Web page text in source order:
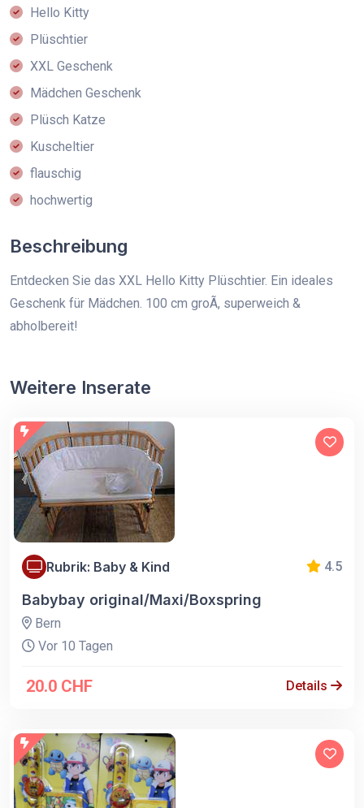
Hello Kitty
Plüschtier
XXL Geschenk
Mädchen Geschenk
Plüsch Katze
Kuscheltier
flauschig
hochwertig
Beschreibung
Entdecken Sie das XXL Hello Kitty Plüschtier. Ein ideales
Geschenk für Mädchen. 100 cm groÃ, superweich &
abholbereit!
Weitere Inserate
Rubrik: Baby & Kind 4.5
Babybay original/Maxi/Boxspring
Bern
Vor 10 Tagen
20.0 CHF Details